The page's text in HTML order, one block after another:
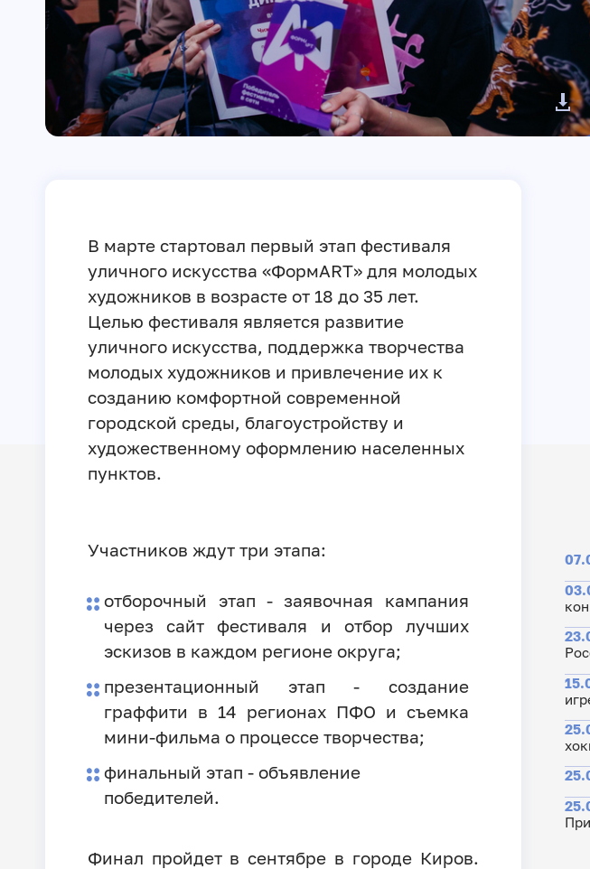
В марте стартовал первый этап фестиваля
уличного искусства «ФормART» для молодых
художников в возрасте от 18 до 35 лет.
Целью фестиваля является развитие
уличного искусства, поддержка творчества
молодых художников и привлечение их к
созданию комфортной современной
городской среды, благоустройству и
художественному оформлению населенных
пунктов.
Участников ждут три этапа:
отборочный этап - заявочная кампания
через сайт фестиваля и отбор лучших
эскизов в каждом регионе округа;
презентационный этап - создание
граффити в 14 регионах ПФО и съемка
мини-фильма о процессе творчества;
финальный этап - объявление
победителей.
Финал пройдет в сентябре в городе Киров.